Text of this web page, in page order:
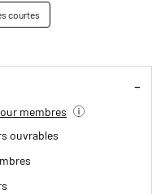
courtes
membres
ouvrables